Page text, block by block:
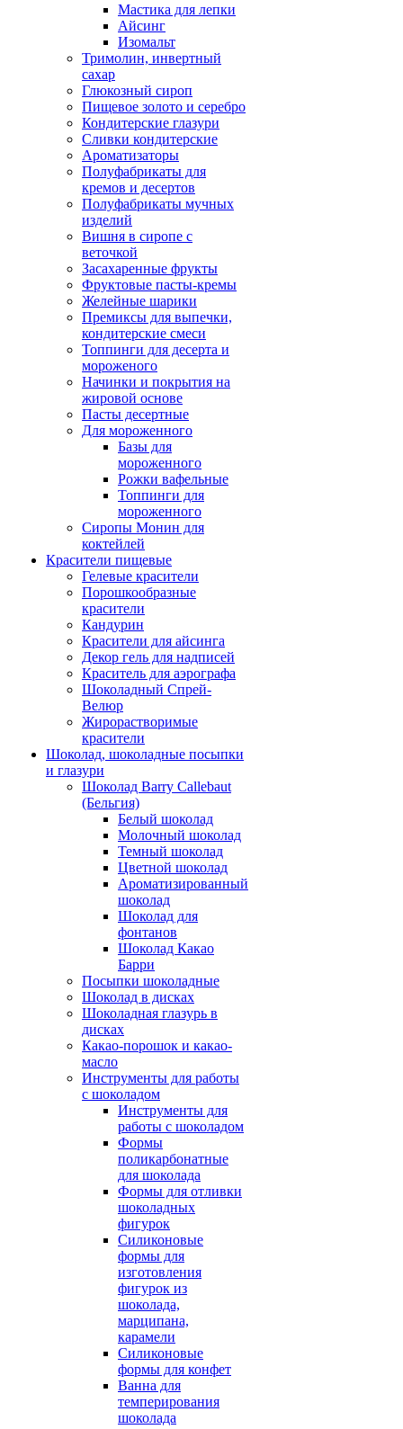
Мастика для лепки
Айсинг
Изомальт
Тримолин, инвертный
сахар
Глюкозный сироп
Пищевое золото и серебро
Кондитерские глазури
Сливки кондитерские
Ароматизаторы
Полуфабрикаты для
кремов и десертов
Полуфабрикаты мучных
изделий
Вишня в сиропе с
веточкой
Засахаренные фрукты
Фруктовые пасты-кремы
Желейные шарики
Премиксы для выпечки,
кондитерские смеси
Топпинги для десерта и
мороженого
Начинки и покрытия на
жировой основе
Пасты десертные
Для мороженного
Базы для
мороженного
Рожки вафельные
Топпинги для
мороженного
Сиропы Монин для
коктейлей
Красители пищевые
Гелевые красители
Порошкообразные
красители
Кандурин
Красители для айсинга
Декор гель для надписей
Краситель для аэрографа
Шоколадный Спрей-
Велюр
Жирорастворимые
красители
Шоколад, шоколадные посыпки
и глазури
Шоколад Barry Callebaut
(Бельгия)
Белый шоколад
Молочный шоколад
Темный шоколад
Цветной шоколад
Ароматизированный
шоколад
Шоколад для
фонтанов
Шоколад Какао
Барри
Посыпки шоколадные
Шоколад в дисках
Шоколадная глазурь в
дисках
Какао-порошок и какао-
масло
Инструменты для работы
с шоколадом
Инструменты для
работы с шоколадом
Формы
поликарбонатные
для шоколада
Формы для отливки
шоколадных
фигурок
Силиконовые
формы для
изготовления
фигурок из
шоколада,
марципана,
карамели
Силиконовые
формы для конфет
Ванна для
темперирования
шоколада